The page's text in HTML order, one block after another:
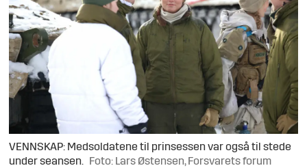
VENNSKAP: Medsoldatene til prinsessen var også til stede
under seansen.
Foto: Lars Østensen, Forsvarets forum